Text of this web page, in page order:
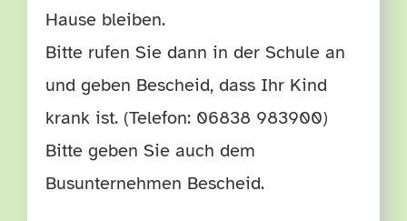
Hause bleiben.
Bitte rufen Sie dann in der Schule an
und geben Bescheid, dass Ihr Kind
krank ist. (Telefon: 06838 983900)
Bitte geben Sie auch dem
Busunternehmen Bescheid.